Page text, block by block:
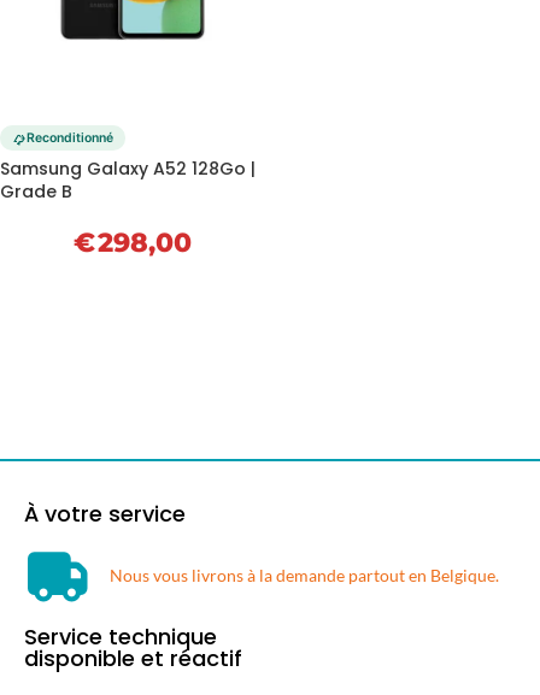
Reconditionné
Samsung Galaxy A52 128Go |
Grade B
€298,00
À votre service
Nous vous livrons à la demande partout en Belgique.​
Service technique
disponible et réactif